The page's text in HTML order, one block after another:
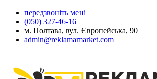
передзвоніть мені
(050) 327-46-16
м. Полтава, вул. Європейська, 90
admin@reklamamarket.com